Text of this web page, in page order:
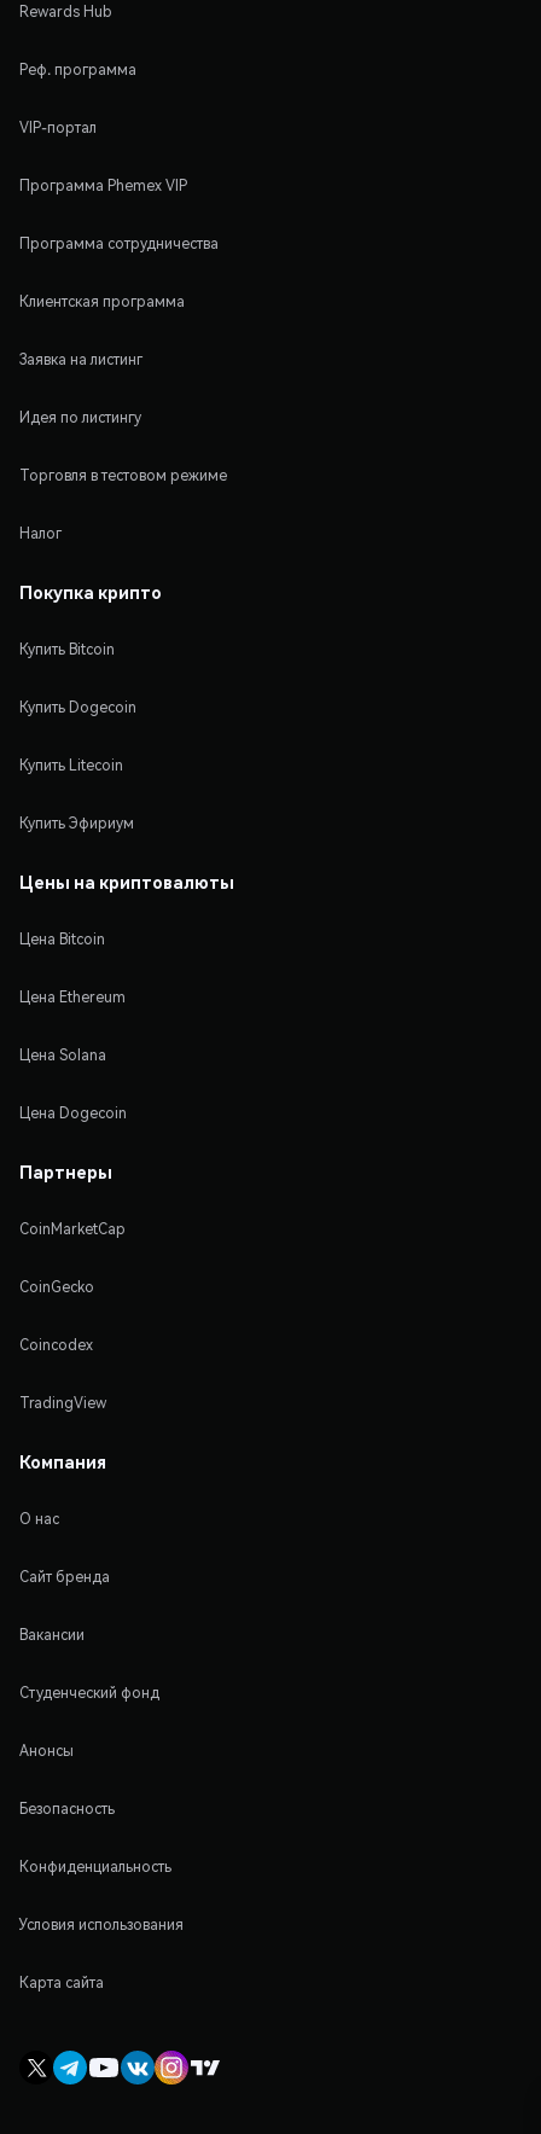
Rewards Hub
Реф. программа
VIP-портал
Программа Phemex VIP
Программа сотрудничества
Клиентская программа
Заявка на листинг
Идея по листингу
Торговля в тестовом режиме
Налог
Покупка крипто
Купить Bitcoin
Купить Dogecoin
Купить Litecoin
Купить Эфириум
Цены на криптовалюты
Цена Bitcoin
Цена Ethereum
Цена Solana
Цена Dogecoin
Партнеры
CoinMarketCap
CoinGecko
Coincodex
TradingView
Компания
О нас
Сайт бренда
Вакансии
Студенческий фонд
Анонсы
Безопасность
Конфиденциальность
Условия использования
Карта сайта